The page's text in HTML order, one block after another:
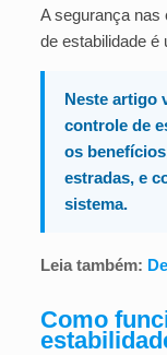
A segurança nas
de estabilidade é
Neste artigo
controle de
os
estradas, e
sistema.
Leia também:
Como